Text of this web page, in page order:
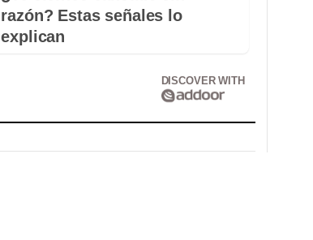
razón? Estas señales lo
explican
DISCOVER WITH